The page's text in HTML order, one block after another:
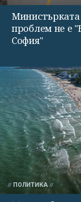
Министърката
проблем не е
София"
ПОЛИТИКА